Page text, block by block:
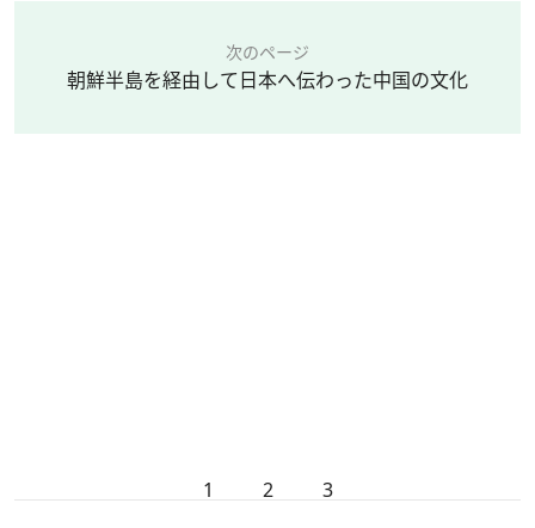
次のページ
朝鮮半島を経由して日本へ伝わった中国の文化
1 2 3